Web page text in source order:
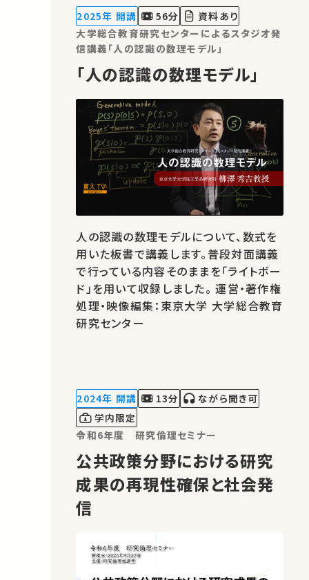
楽しさを感じてもらうことです．自宅や学
校のパソコンで今すぐMASを始め…
2025年 開講 56分
資料あり
大学総合教育研究センターによるスタジオ発
信講義「人の認識の数理モデル」
「人の認識の数理モデル」
人の認識の数理モデルについて、数式を
用いた板書で講義します。普段対面講義
で行っている内容そのままを「ライトボー
ド」を用いて収録しました。 運営・著作権
処理・映像編集：東京大学 大学総合教育
研究センター
2024年 開講 13分
ながら聞き可
学内限定
令和6年度 研究倫理セミナー
公共政策分野における研究
成果の再現性確保と社会発
信